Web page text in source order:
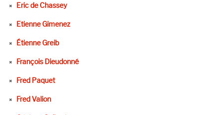
Eric de Chassey
Etienne Gimenez
Étienne Greib
François Dieudonné
Fred Paquet
Fred Valion